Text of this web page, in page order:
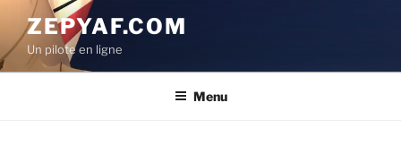
contenu
principal
ZEPYAF.COM
Un pilote en ligne
Menu